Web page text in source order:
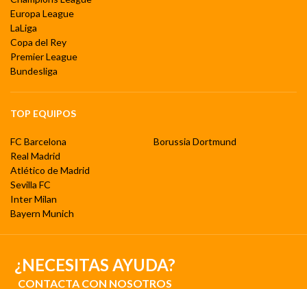
Europa League
LaLiga
Copa del Rey
Premier League
Bundesliga
TOP EQUIPOS
FC Barcelona
Real Madrid
Atlético de Madrid
Sevilla FC
Inter Milan
Bayern Munich
Borussia Dortmund
¿NECESITAS AYUDA?
CONTACTA CON NOSOTROS